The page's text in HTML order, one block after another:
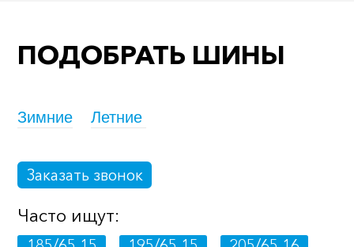
ПОДОБРАТЬ ШИНЫ
Зимние Летние
Заказать звонок
Часто ищут: